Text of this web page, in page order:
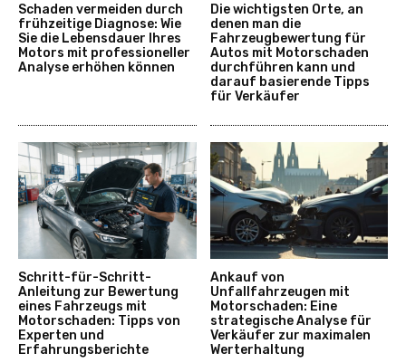
Schaden vermeiden durch
frühzeitige Diagnose: Wie
Sie die Lebensdauer Ihres
Motors mit professioneller
Analyse erhöhen können
Die wichtigsten Orte, an
denen man die
Fahrzeugbewertung für
Autos mit Motorschaden
durchführen kann und
darauf basierende Tipps
für Verkäufer
Schritt-für-Schritt-
Anleitung zur Bewertung
eines Fahrzeugs mit
Motorschaden: Tipps von
Experten und
Erfahrungsberichte
Ankauf von
Unfallfahrzeugen mit
Motorschaden: Eine
strategische Analyse für
Verkäufer zur maximalen
Werterhaltung